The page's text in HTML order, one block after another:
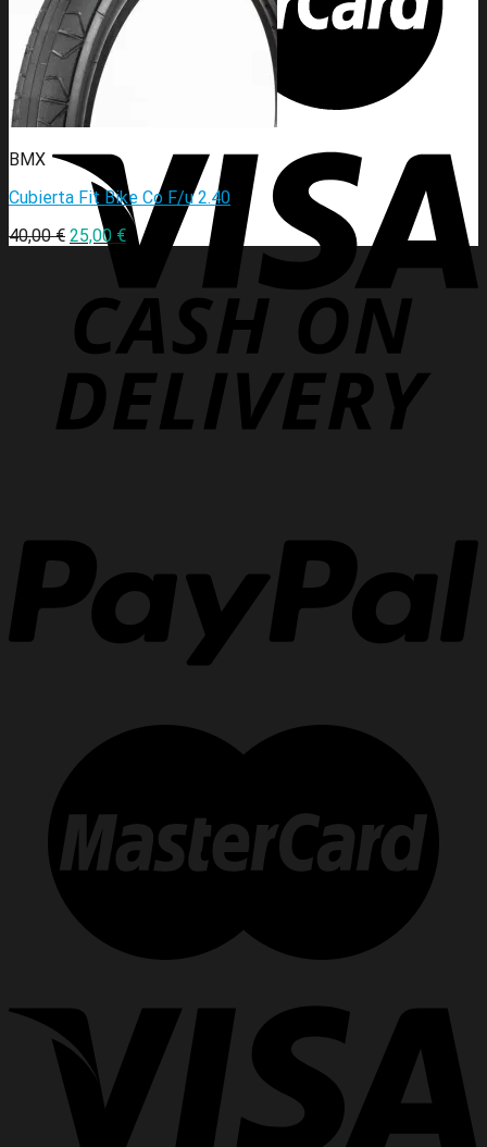
BMX
Cubierta Fit Bike Co F/u 2.40
40,00€ 25,00 €